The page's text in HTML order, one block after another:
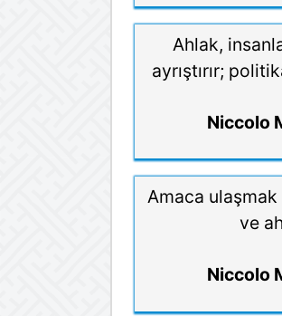
Ahlak,
ayrıştırır;
Niccolo
Amaca
ve
Niccolo